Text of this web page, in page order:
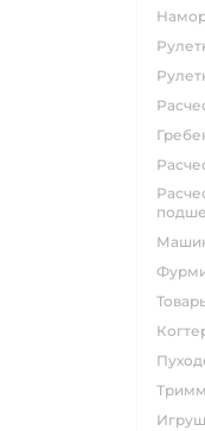
расческа для собак для вычесывания